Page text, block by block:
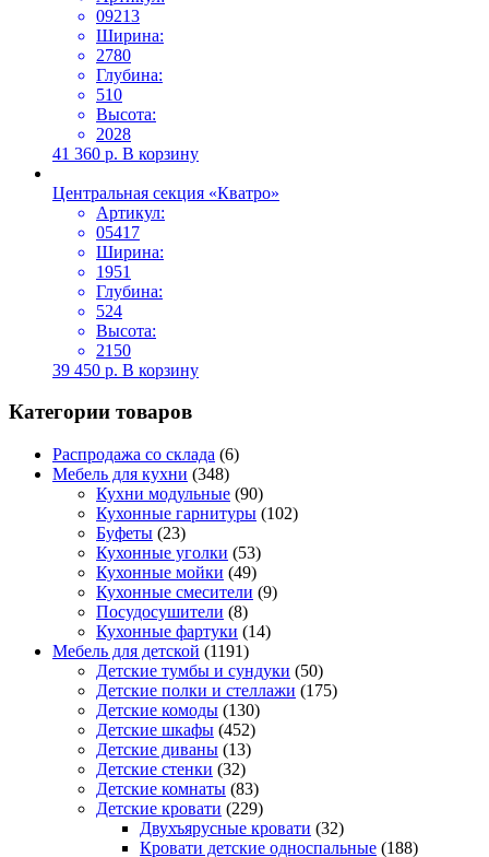
09213
Ширина:
2780
Глубина:
510
Высота:
2028
41 360 р. В корзину
Центральная секция «Кватро»
Артикул:
05417
Ширина:
1951
Глубина:
524
Высота:
2150
39 450 р. В корзину
Категории товаров
Распродажа со склада (6)
Мебель для кухни (348)
Кухни модульные (90)
Кухонные гарнитуры (102)
Буфеты (23)
Кухонные уголки (53)
Кухонные мойки (49)
Кухонные смесители (9)
Посудосушители (8)
Кухонные фартуки (14)
Мебель для детской (1191)
Детские тумбы и сундуки (50)
Детские полки и стеллажи (175)
Детские комоды (130)
Детские шкафы (452)
Детские диваны (13)
Детские стенки (32)
Детские комнаты (83)
Детские кровати (229)
Двухъярусные кровати (32)
Кровати детские односпальные (188)